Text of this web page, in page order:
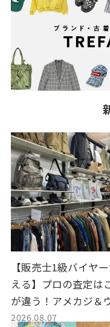
【販売士1級バイヤ
える】プロの査定は
が違う！アメカジ＆
ンテージのかしこい
2026.08.07